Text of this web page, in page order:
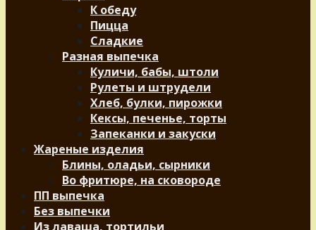
К обеду
Пицца
Сладкие
Разная выпечка
Куличи, бабы, штоли
Рулеты и штрудели
Хлеб, булки, пирожки
Кексы, печенье, торты
Запеканки и закуски
Жареные изделия
Блины, оладьи, сырники
Во фритюре, на сковороде
ПП выпечка
Без выпечки
Из лаваша, тортильи